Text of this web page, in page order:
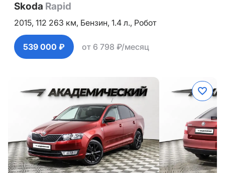
Skoda Rapid
2015, 112 263 км, Бензин, 1.4 л., Робот
539 000 ₽ от 6 798 ₽/месяц